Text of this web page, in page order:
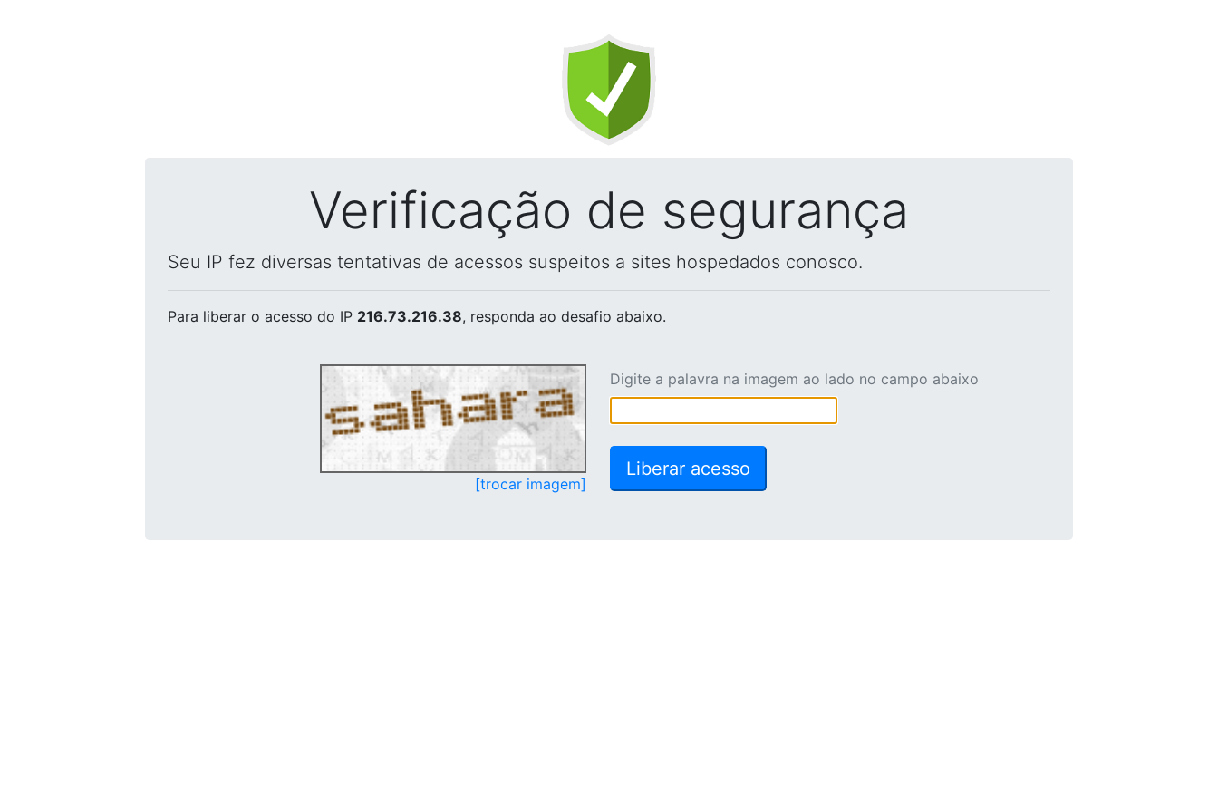
Verificação de segurança
Seu IP fez diversas tentativas de acessos suspeitos a sites hospedados conosco.
Para liberar o acesso do IP 216.73.216.38, responda ao desafio abaixo.
[trocar imagem]
Digite a palavra na imagem ao lado no campo abaixo